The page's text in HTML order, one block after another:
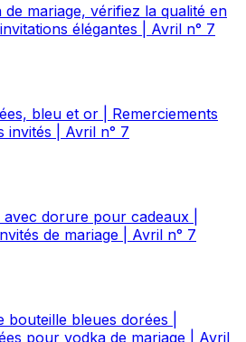
mariage, vérifiez la qualité en
élégantes | Avril n° 7
bleu et or | Remerciements
invités | Avril n° 7
dorure pour cadeaux |
de mariage | Avril n° 7
bouteille bleues dorées |
pour vodka de mariage | Avril